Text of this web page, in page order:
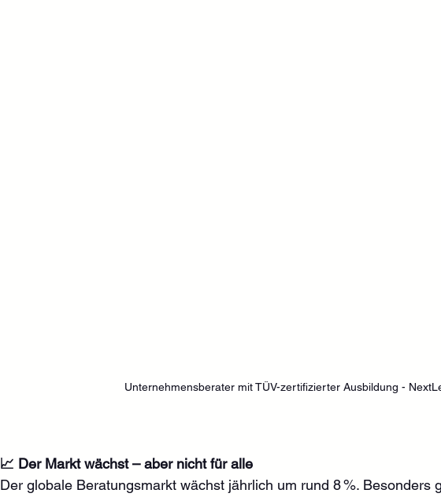
Unternehmensberater mit TÜV-zertifizierter Ausbildung -
📈 Der Markt wächst – aber nicht für alle
Der globale Beratungsmarkt wächst jährlich um rund 8 %. Besonders